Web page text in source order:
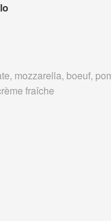
mozzarella, boeuf,
fraîche